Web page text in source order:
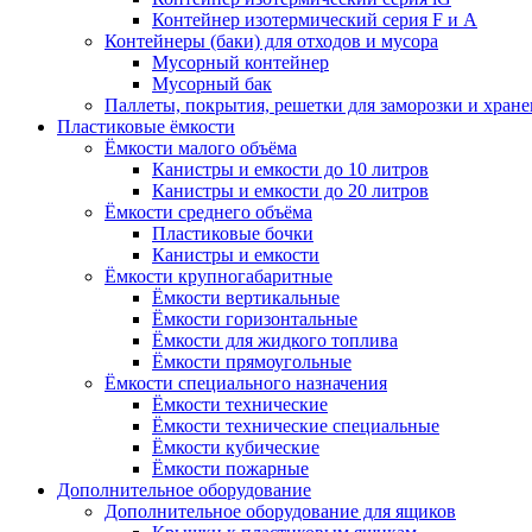
Контейнер изотермический серия F и А
Контейнеры (баки) для отходов и мусора
Мусорный контейнер
Мусорный бак
Паллеты, покрытия, решетки для заморозки и
Пластиковые ёмкости
Ёмкости малого объёма
Канистры и емкости до 10 литров
Канистры и емкости до 20 литров
Ёмкости среднего объёма
Пластиковые бочки
Канистры и емкости
Ёмкости крупногабаритные
Ёмкости вертикальные
Ёмкости горизонтальные
Ёмкости для жидкого топлива
Ёмкости прямоугольные
Ёмкости специального назначения
Ёмкости технические
Ёмкости технические специальные
Ёмкости кубические
Ёмкости пожарные
Дополнительное оборудование
Дополнительное оборудование для ящиков